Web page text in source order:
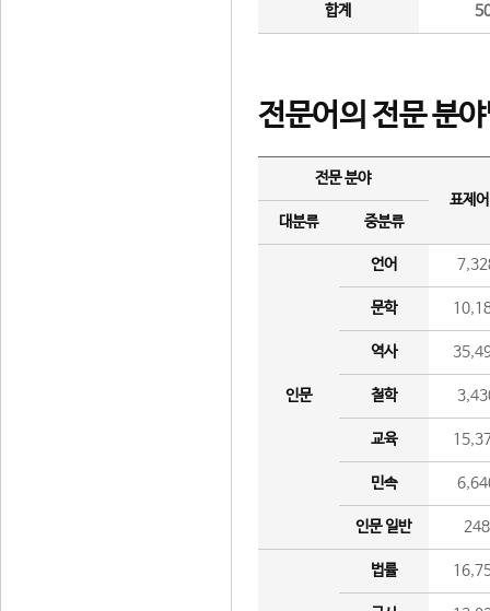
합계
전문어의 전문 분
전문 분야
표제
대분류
중분류
인문
언어
문학
역사
철학
교육
민속
인문 일반 248
법률